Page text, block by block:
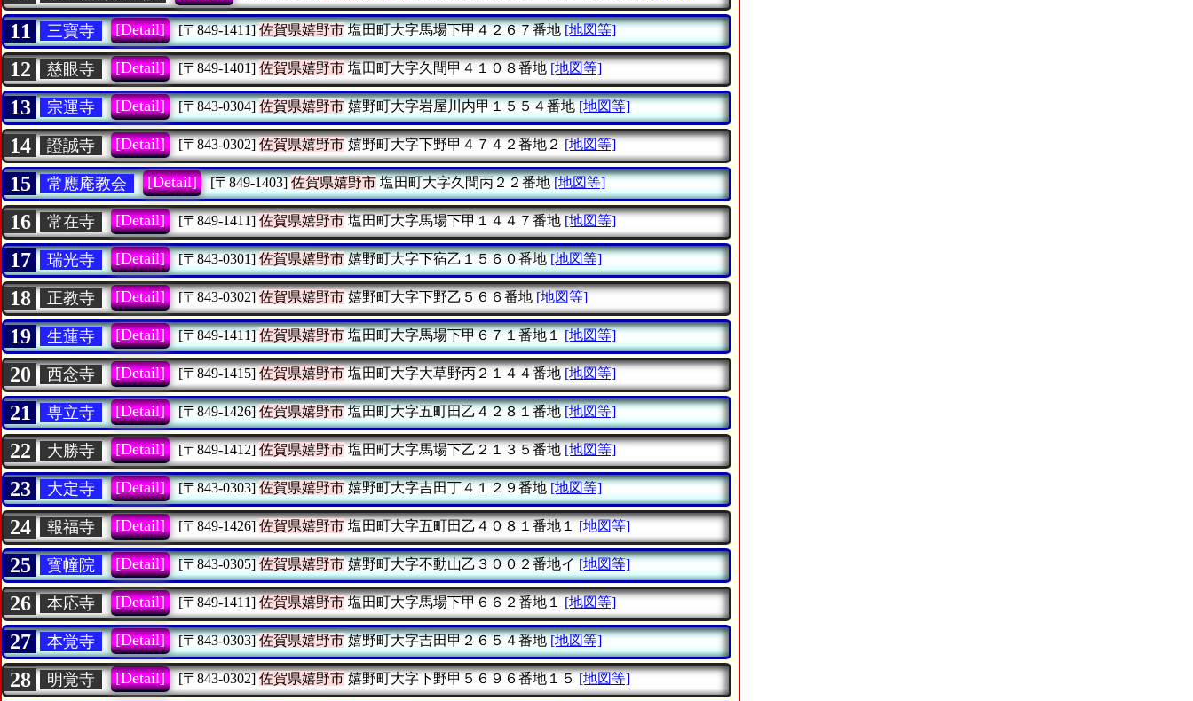
11 三寶寺 [Detail] [〒849-1411] 佐賀県嬉野市塩田町大字馬場下甲４２６７番地 [地図等]
12 慈眼寺 [Detail] [〒849-1401] 佐賀県嬉野市塩田町大字久間甲４１０８番地 [地図等]
13 宗運寺 [Detail] [〒843-0304] 佐賀県嬉野市嬉野町大字岩屋川内甲１５５４番地 [地図等]
14 證誠寺 [Detail] [〒843-0302] 佐賀県嬉野市嬉野町大字下野甲４７４２番地２ [地図等]
15 常應庵教会 [Detail] [〒849-1403] 佐賀県嬉野市塩田町大字久間丙２２番地 [地図等]
16 常在寺 [Detail] [〒849-1411] 佐賀県嬉野市塩田町大字馬場下甲１４４７番地 [地図等]
17 瑞光寺 [Detail] [〒843-0301] 佐賀県嬉野市嬉野町大字下宿乙１５６０番地 [地図等]
18 正教寺 [Detail] [〒843-0302] 佐賀県嬉野市嬉野町大字下野乙５６６番地 [地図等]
19 生蓮寺 [Detail] [〒849-1411] 佐賀県嬉野市塩田町大字馬場下甲６７１番地１ [地図等]
20 西念寺 [Detail] [〒849-1415] 佐賀県嬉野市塩田町大字大草野丙２１４４番地 [地図等]
21 専立寺 [Detail] [〒849-1426] 佐賀県嬉野市塩田町大字五町田乙４２８１番地 [地図等]
22 大勝寺 [Detail] [〒849-1412] 佐賀県嬉野市塩田町大字馬場下乙２１３５番地 [地図等]
23 大定寺 [Detail] [〒843-0303] 佐賀県嬉野市嬉野町大字吉田丁４１２９番地 [地図等]
24 報福寺 [Detail] [〒849-1426] 佐賀県嬉野市塩田町大字五町田乙４０８１番地１ [地図等]
25 寳幢院 [Detail] [〒843-0305] 佐賀県嬉野市嬉野町大字不動山乙３００２番地イ [地図等]
26 本応寺 [Detail] [〒849-1411] 佐賀県嬉野市塩田町大字馬場下甲６６２番地１ [地図等]
27 本覚寺 [Detail] [〒843-0303] 佐賀県嬉野市嬉野町大字吉田甲２６５４番地 [地図等]
28 明覚寺 [Detail] [〒843-0302] 佐賀県嬉野市嬉野町大字下野甲５６９６番地１５ [地図等]